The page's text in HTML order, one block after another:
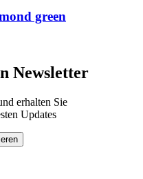
green
Newsletter
erhalten Sie
Updates